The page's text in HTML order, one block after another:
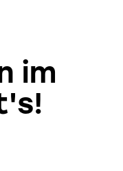
im